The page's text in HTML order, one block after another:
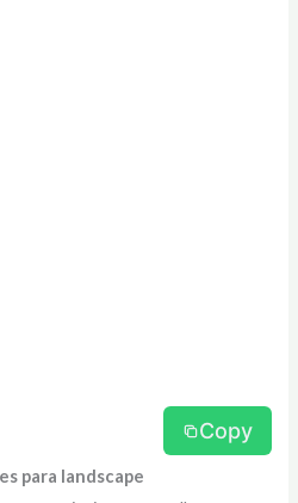
Copy
para landscape